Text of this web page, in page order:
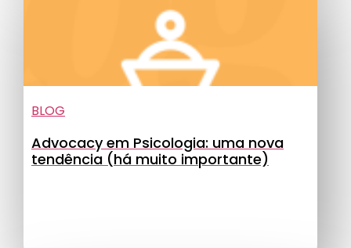
BLOG
Advocacy em Psicologia: uma nova
tendência (há muito importante)